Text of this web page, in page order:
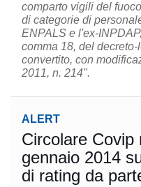
comparto vigili del
di categorie di
ENPALS e l'ex-
comma 18, del
convertito, con
2011, n. 214".
ALERT
Circolare Covip
gennaio 2014
di rating da